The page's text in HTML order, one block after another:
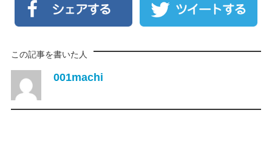
この記事を書いた人
001machi